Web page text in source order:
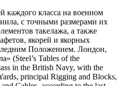
каждого класса на военном
с точными размерами их
такелажа, а также
якорей и якорных
Положением. Лондон,
(Steel’s Tables of the
in the British Navy, with the
principal Rigging and Blocks,